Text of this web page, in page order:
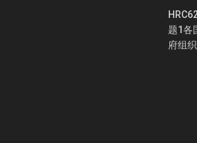
题1各
府组